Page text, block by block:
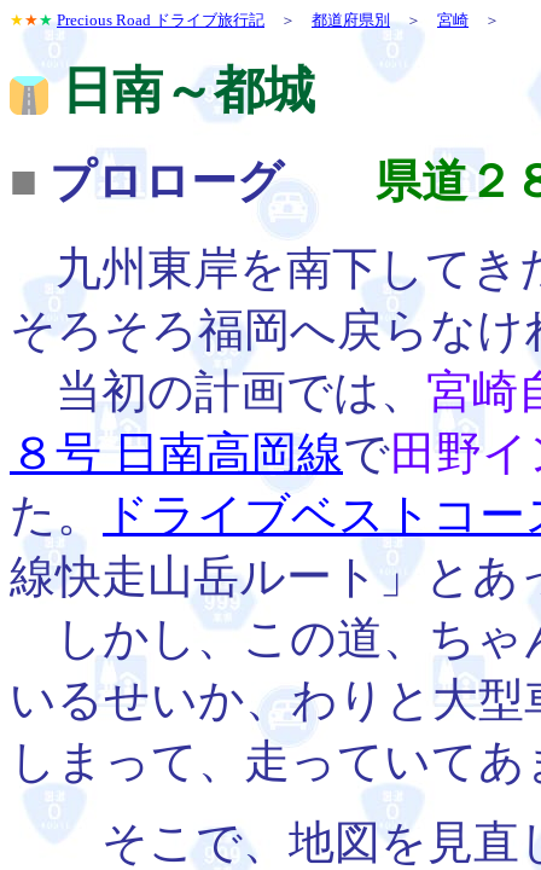
★★★ Precious Road ドライブ旅行記 ＞ 都道府県別＞ 宮崎 ＞
日南～都城
■ プロローグ 県道２
九州東岸を南下してき
そろそろ福岡へ戻らな
当初の計画では、 宮崎
８号 日南高岡線で田野
た。
ドライブベストコー
線快走山岳ルート」とあ
しかし、この道、ちゃ
いるせいか、わりと大
しまって、走っていて
そこで、地図を見直